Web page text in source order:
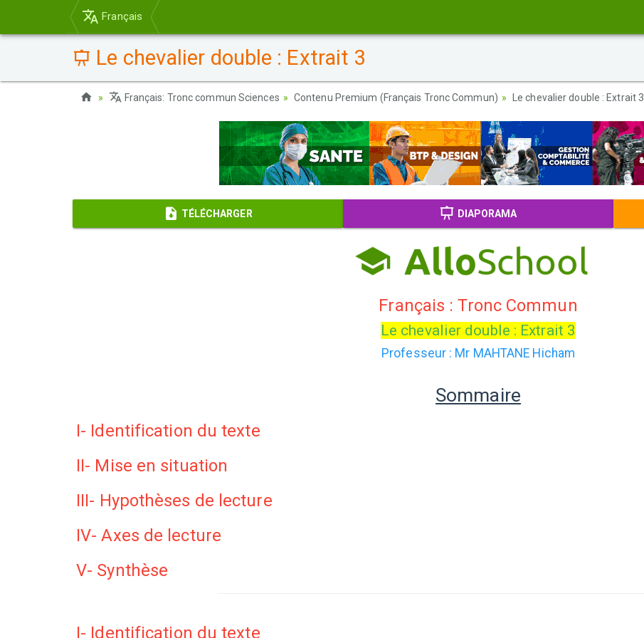
Français
Le chevalier double : Extrait 3
Français: Tronc commun Sciences Contenu Premium (Français Tronc Commun) Le chevalier double : Extrait 3
TÉLÉCHARGER DIAPORAMA
Français : Tronc Commun
Le chevalier double : Extrait 3
Professeur : Mr MAHTANE Hicham
Sommaire
I- Identification du texte
II- Mise en situation
III- Hypothèses de lecture
IV- Axes de lecture
V- Synthèse
I- Identification du texte